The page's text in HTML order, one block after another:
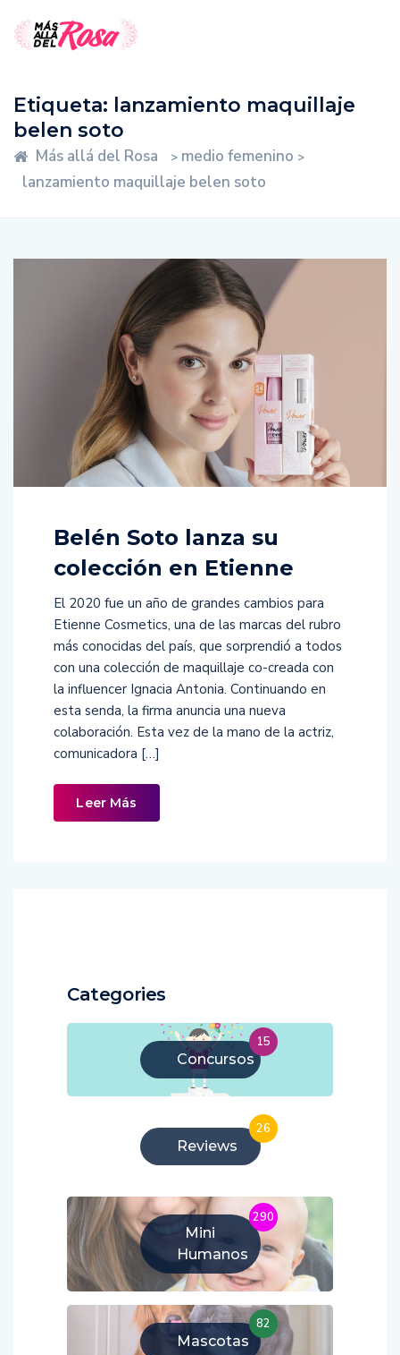
Etiqueta: lanzamiento maquillaje
belen soto
Más allá del Rosa > medio femenino >
lanzamiento maquillaje belen soto
Belén Soto lanza su
colección en Etienne
El 2020 fue un año de grandes cambios para
Etienne Cosmetics, una de las marcas del rubro
más conocidas del país, que sorprendió a todos
con una colección de maquillaje co-creada con
la influencer Ignacia Antonia. Continuando en
esta senda, la firma anuncia una nueva
colaboración. Esta vez de la mano de la actriz,
comunicadora […]
Leer Más
Categories
Concursos
15
Reviews
26
Mini
Humanos
290
Mascotas
82